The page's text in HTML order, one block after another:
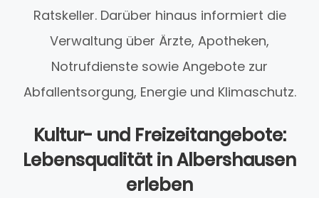
Ratskeller. Darüber hinaus informiert die
Verwaltung über Ärzte, Apotheken,
Notrufdienste sowie Angebote zur
Abfallentsorgung, Energie und Klimaschutz.
Kultur- und Freizeitangebote:
Lebensqualität in Albershausen
erleben